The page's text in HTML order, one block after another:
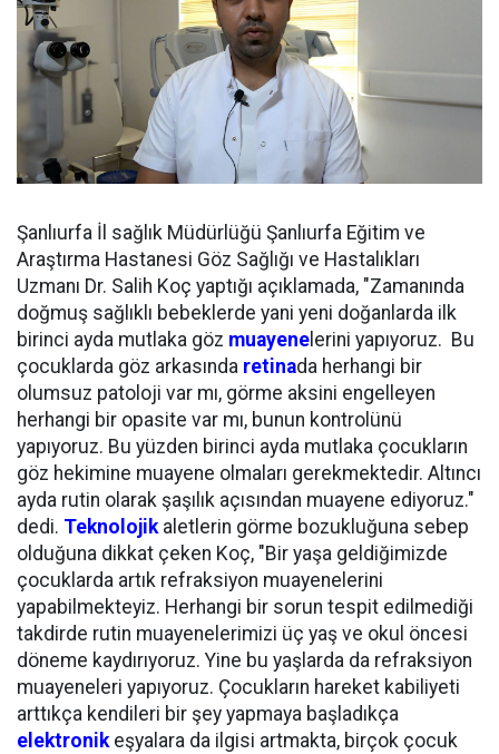
Şanlıurfa İl sağlık Müdürlüğü Şanlıurfa Eğitim ve
Araştırma Hastanesi Göz Sağlığı ve Hastalıkları
Uzmanı Dr. Salih Koç yaptığı açıklamada, "Zamanında
doğmuş sağlıklı bebeklerde yani yeni doğanlarda ilk
birinci ayda mutlaka göz muayene lerini yapıyoruz. Bu
çocuklarda göz arkasında retinada herhangi bir
olumsuz patoloji var mı, görme aksini engelleyen
herhangi bir opasite var mı, bunun kontrolünü
yapıyoruz. Bu yüzden birinci ayda mutlaka çocukların
göz hekimine muayene olmaları gerekmektedir. Altıncı
ayda rutin olarak şaşılık açısından muayene ediyoruz."
dedi. Teknolojikaletlerin görme bozukluğuna sebep
olduğuna dikkat çeken Koç, "Bir yaşa geldiğimizde
çocuklarda artık refraksiyon muayenelerini
yapabilmekteyiz. Herhangi bir sorun tespit edilmediği
takdirde rutin muayenelerimizi üç yaş ve okul öncesi
döneme kaydırıyoruz. Yine bu yaşlarda da refraksiyon
muayeneleri yapıyoruz. Çocukların hareket kabiliyeti
arttıkça kendileri bir şey yapmaya başladıkça
elektronikeşyalara da ilgisi artmakta, birçok çocuk